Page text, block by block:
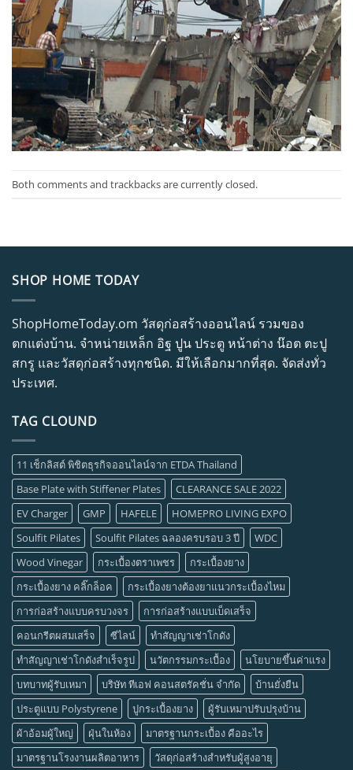
Both comments and trackbacks are currently closed.
SHOP HOME TODAY
ShopHomeToday.om วัสดุก่อสร้างออนไลน์ รวมของ
ตกแต่งบ้าน. จำหน่ายเหล็ก อิฐ ปูน ประตู หน้าต่าง น๊อต ตะปู
สกรู และวัสดุก่อสร้างทุกชนิด. มีให้เลือกมากที่สุด. จัดส่งทั่ว
ประเทศ.
TAG CLOUND
11 เช็กลิสต์ พิชิตธุรกิจออนไลน์จาก ETDA Thailand
Base Plate with Stiffener Plates
CLEARANCE SALE 2022
EV Charger
GMP HAFELE
HOMEPRO LIVING EXPO
Soulfit Pilates
Soulfit Pilates ฉลองครบรอบ 3 ปี
WDC
Wood Vinegar
กระเบื้องตราเพชร
กระเบื้องยาง
กระเบื้องยาง คลิ๊กล็อค
กระเบื้องยางต้องยาแนวกระเบื้องไหม
การก่อสร้างแบบครบวงจร
การก่อสร้างแบบเบ็ดเสร็จ
คอนกรีตผสมเสร็จ
ซีไลน์
ทำสัญญาเช่าโกดัง
ทำสัญญาเช่าโกดังสำเร็จรูป
นวัตกรรมกระเบื้อง
นโยบายขึ้นค่าแรง
บทบาทผู้รับเหมา
บริษัท ทีเอฟ คอนสตรัคชั่น จำกัด
บ้านยั่งยืน
ประตูแบบ Polystyrene
ปูกระเบื้องยาง
ผู้รับเหมาปรับปรุงบ้าน
ผ้าอ้อมผู้ใหญ่
ฝุ่นในห้อง
มาตรฐานกระเบื้อง คืออะไร
มาตรฐานโรงงานผลิตอาหาร
วัสดุก่อสร้างสำหรับผู้สูงอายุ